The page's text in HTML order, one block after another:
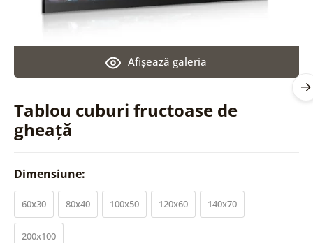
Tablou cuburi fructoase de
gheață
Afişează galeria
Dimensiune:
60x30 80x40 100x50 120x60 140x70
200x100